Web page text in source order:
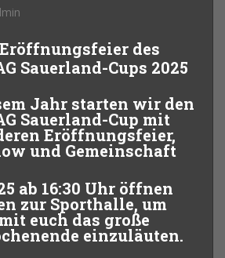
des
Sauerland-Cups 2025
Jahr starten wir den
Sauerland-Cup mit
Eröffnungsfeier,
und Gemeinschaft
ab 16:30 Uhr öffnen
zur Sporthalle, um
euch das große
einzuläuten.